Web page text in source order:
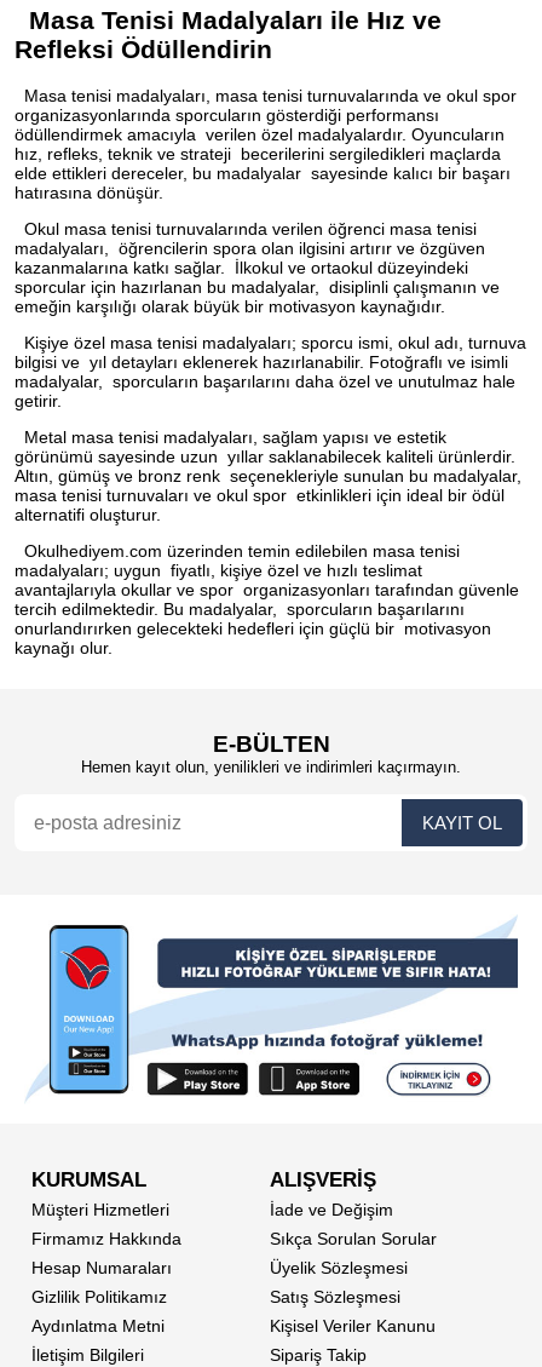
Masa Tenisi Madalyaları ile Hız ve
Refleksi Ödüllendirin
Masa tenisi madalyaları, masa tenisi turnuvalarında ve okul spor
organizasyonlarında sporcuların gösterdiği performansı
ödüllendirmek amacıyla verilen özel madalyalardır. Oyuncuların
hız, refleks, teknik ve strateji becerilerini sergiledikleri maçlarda
elde ettikleri dereceler, bu madalyalar sayesinde kalıcı bir başarı
hatırasına dönüşür.
Okul masa tenisi turnuvalarında verilen öğrenci masa tenisi
madalyaları, öğrencilerin spora olan ilgisini artırır ve özgüven
kazanmalarına katkı sağlar. İlkokul ve ortaokul düzeyindeki
sporcular için hazırlanan bu madalyalar, disiplinli çalışmanın ve
emeğin karşılığı olarak büyük bir motivasyon kaynağıdır.
Kişiye özel masa tenisi madalyaları; sporcu ismi, okul adı, turnuva
bilgisi ve yıl detayları eklenerek hazırlanabilir. Fotoğraflı ve isimli
madalyalar, sporcuların başarılarını daha özel ve unutulmaz hale
getirir.
Metal masa tenisi madalyaları, sağlam yapısı ve estetik
görünümü sayesinde uzun yıllar saklanabilecek kaliteli ürünlerdir.
Altın, gümüş ve bronz renk seçenekleriyle sunulan bu madalyalar,
masa tenisi turnuvaları ve okul spor etkinlikleri için ideal bir ödül
alternatifi oluşturur.
Okulhediyem.com üzerinden temin edilebilen masa tenisi
madalyaları; uygun fiyatlı, kişiye özel ve hızlı teslimat
avantajlarıyla okullar ve spor organizasyonları tarafından güvenle
tercih edilmektedir. Bu madalyalar, sporcuların başarılarını
onurlandırırken gelecekteki hedefleri için güçlü bir motivasyon
kaynağı olur.
E-BÜLTEN
Hemen kayıt olun, yenilikleri ve indirimleri kaçırmayın.
KURUMSAL
Müşteri Hizmetleri
Firmamız Hakkında
Hesap Numaraları
Gizlilik Politikamız
Aydınlatma Metni
İletişim Bilgileri
ALIŞVERİŞ
İade ve Değişim
Sıkça Sorulan Sorular
Üyelik Sözleşmesi
Satış Sözleşmesi
Kişisel Veriler Kanunu
Sipariş Takip